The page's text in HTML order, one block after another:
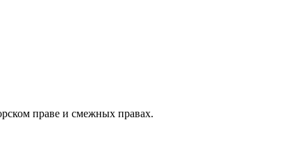
праве и смежных правах.